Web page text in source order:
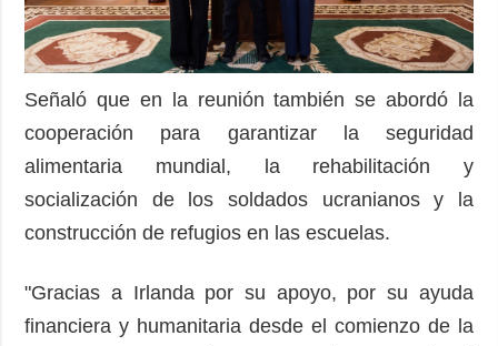
Señaló que en la reunión también se abordó la
cooperación para garantizar la seguridad
alimentaria mundial, la rehabilitación y
socialización de los soldados ucranianos y la
construcción de refugios en las escuelas.
"Gracias a Irlanda por su apoyo, por su ayuda
financiera y humanitaria desde el comienzo de la